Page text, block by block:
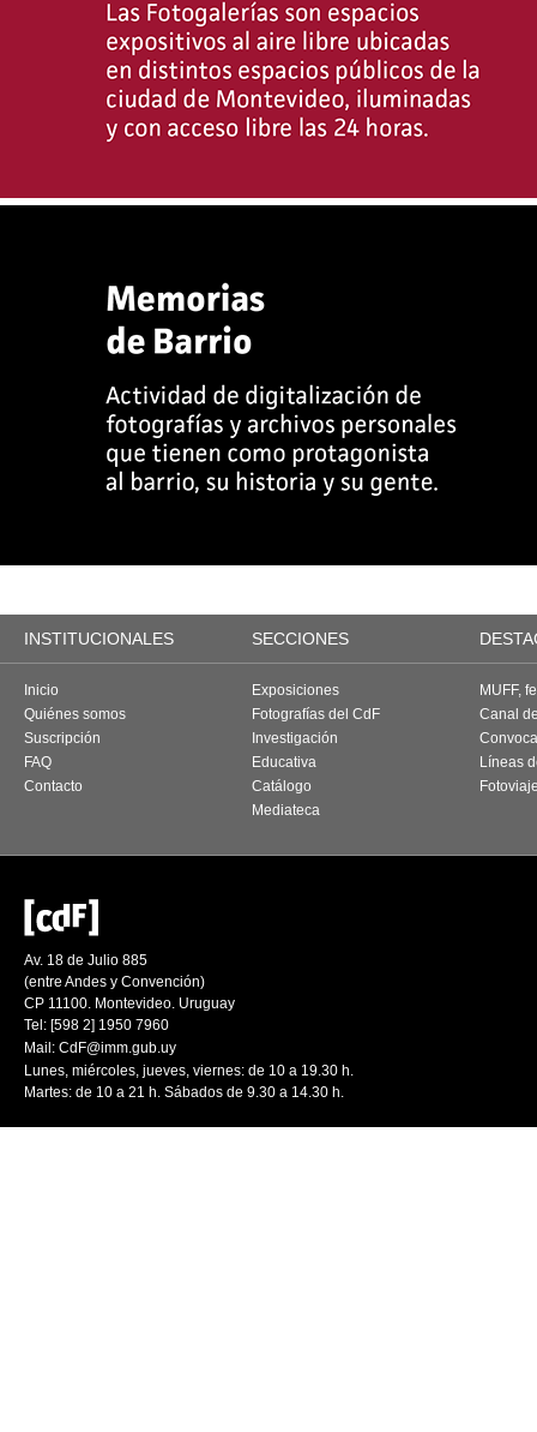
INSTITUCIONALES SECCIONES
Inicio
Quiénes somos
Suscripción
FAQ
Contacto
Exposiciones
Fotografías del CdF
Investigación
Educativa
Catálogo
Mediateca
MUFF,
Canal
Líneas
Av. 18 de Julio 885
(entre Andes y Convención)
CP 11100. Montevideo. Uruguay
Tel: [598 2] 1950 7960
Mail: CdF@imm.gub.uy
Lunes, miércoles, jueves, viernes: de 10 a 19.30 h.
Martes: de 10 a 21 h. Sábados de 9.30 a 14.30 h.